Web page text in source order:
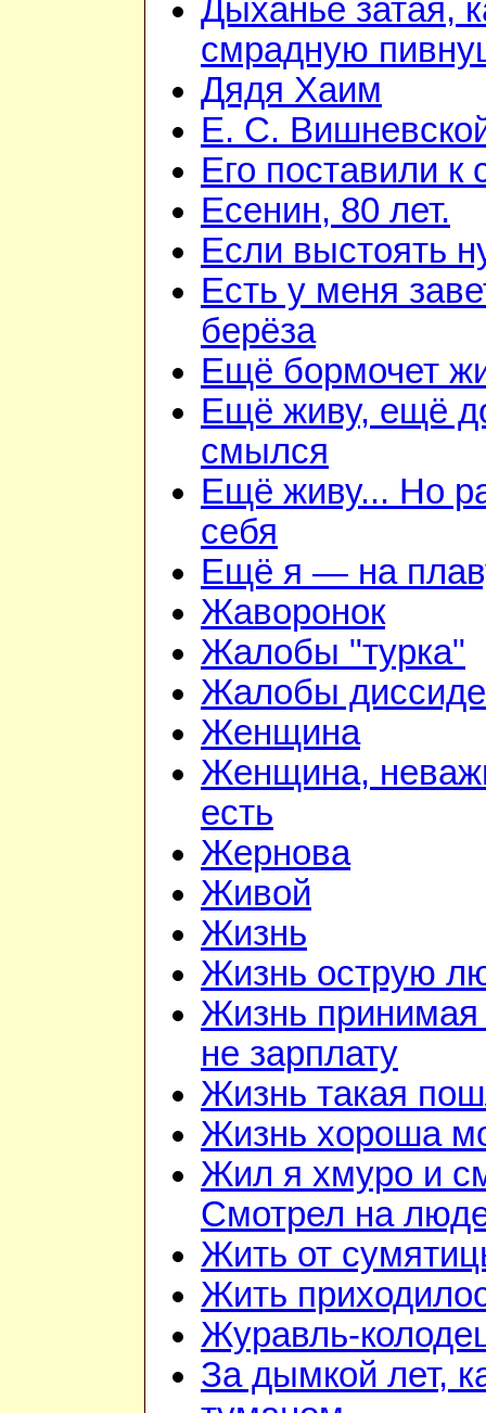
Дыханье затая,
смрадную
Дядя Хаим
Е. С.
Его поставили к
Есенин, 80 лет.
Если выстоять
Есть у меня
берёза
Ещё бормочет
Ещё живу, ещё
смылся
Ещё живу... Но
себя
Ещё я — на
Жаворонок
Жалобы "турка"
Жалобы
Женщина
Женщина,
есть
Жернова
Живой
Жизнь
Жизнь острую
Жизнь
не зарплату
Жизнь такая
Жизнь хороша
Жил я хмуро и
Смотрел на
Жить от
Жить
Журавль-
За дымкой лет,